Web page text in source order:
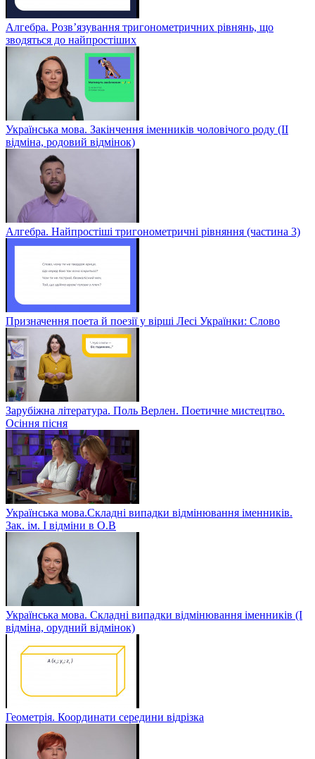
Алгебра. Розв’язування тригонометричних рівнянь, що
зводяться до найпростіших
Українська мова. Закінчення іменників чоловічого роду (ІІ
відміна, родовий відмінок)
Алгебра. Найпростіші тригонометричні рівняння (частина 3)
Призначення поета й поезії у вірші Лесі Українки: Слово
Зарубіжна література. Поль Верлен. Поетичне мистецтво.
Осіння пісня
Українська мова.Складні випадки відмінювання іменників.
Зак. ім. І відміни в О.В
Українська мова. Складні випадки відмінювання іменників (І
відміна, орудний відмінок)
Геометрія. Координати середини відрізка